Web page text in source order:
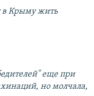
в Крыму жить
еще при
но молчала,